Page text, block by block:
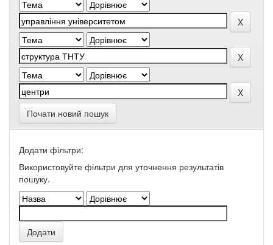
Почати новий пошук
Додати фільтри:
Використовуйте фільтри для уточнення результатів
пошуку.